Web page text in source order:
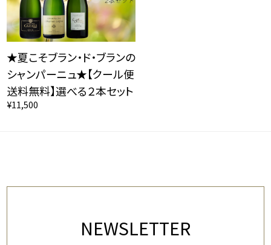
★夏こそブラン・ド・ブランの
シャンパーニュ★【クール便
送料無料】選べる２本セット
¥11,500
NEWSLETTER